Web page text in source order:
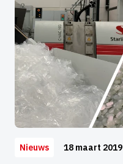
Nieuws 18 maart 2019